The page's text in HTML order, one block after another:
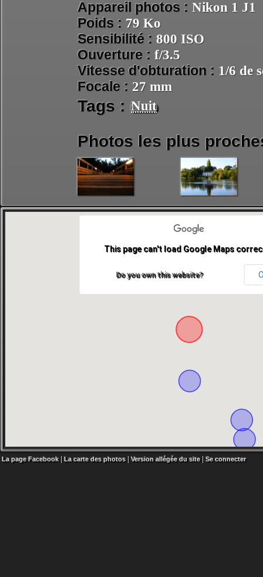
Appareil photos : Nikon 1 J1
Poids : 79 Ko
Sensibilité : 800 ISO
Ouverture : f/3.5
Vitesse d'obturation : 1/6 de
Focale : 27 mm
Tags : Nuit
Photos les plus
This page can't load Google Maps
Do you own this website?
La page Facebook| La carte des photos|Version allégée du site| Se connecter